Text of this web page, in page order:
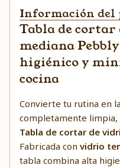
Información del
Tabla de
mediana
higiénico y
cocina
Convierte tu rutina en
completamente limpia,
Tabla de cortar de
Fabricada con vidrio
tabla combina alta